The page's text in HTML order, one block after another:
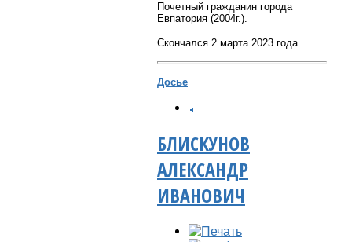
Почетный гражданин города
Евпатория (2004г.).
Скончался 2 марта 2023 года.
Досье
БЛИСКУНОВ
АЛЕКСАНДР
ИВАНОВИЧ